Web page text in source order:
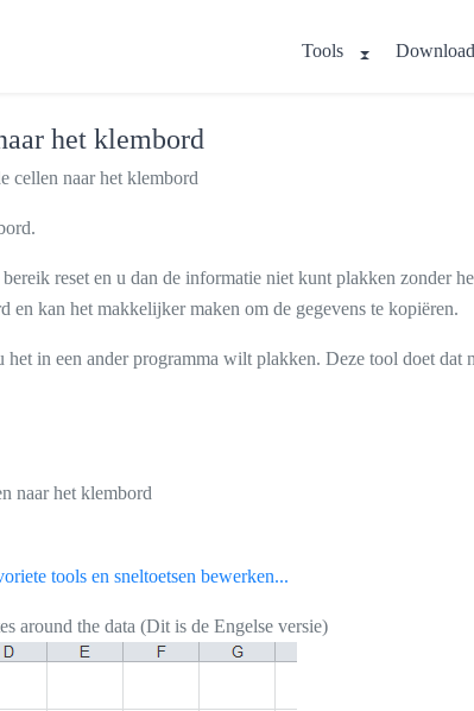
Tools
het klembord
cellen naar het klembord
reset en u dan de informatie niet kunt plakken zonder
en kan het makkelijker maken om de gegevens te kopiëren.
in een ander programma wilt plakken. Deze tool doet
naar het klembord
tools en sneltoetsen bewerken...
around the data (Dit is de Engelse versie)